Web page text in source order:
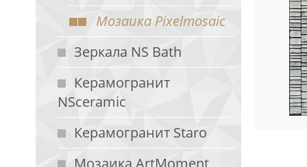
Мозаика Pixelmosaic
Зеркала NS Bath
Керамогранит
NSceramic
Керамогранит Staro
Мозаика ArtMoment